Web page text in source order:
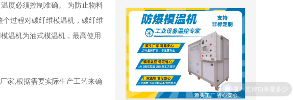
度必须控制准确。 为防止物料
过程对碳纤维模温机，碳纤维
温机为油式模温机，最高使用
家,根据需要实际生产工艺来确